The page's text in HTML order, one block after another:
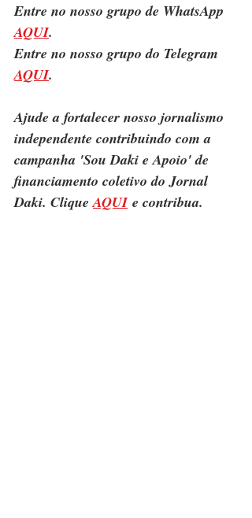
Entre no nosso grupo de WhatsApp
AQUI.
Entre no nosso grupo do Telegram
AQUI.
Ajude a fortalecer nosso jornalismo
independente contribuindo com a
campanha 'Sou Daki e Apoio' de
financiamento coletivo do Jornal
Daki. Clique AQUI e contribua.